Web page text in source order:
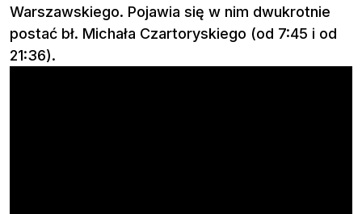
Warszawskiego. Pojawia się w nim dwukrotnie
postać bł. Michała Czartoryskiego (od 7:45 i od
21:36).